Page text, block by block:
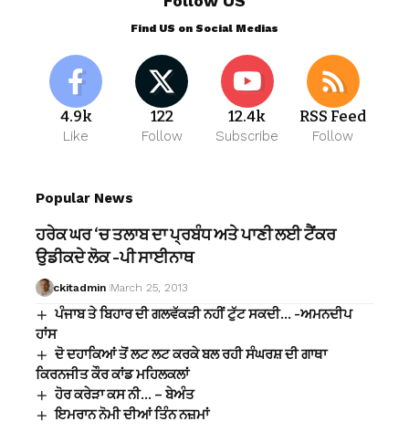
Find US on Social Medias
4.9k
Like
122
Follow
12.4k
Subscribe
RSS Feed
Follow
Popular News
ਹਰੇਕ ਘਰ ‘ਚ ਤਲਾਬ ਦਾ ਪ੍ਰਬੰਧ ਅਤੇ ਪਾਣੀ ਲਈ ਟੈਂਕਰ
ਉਡੀਕਦੇ ਲੋਕ -ਪੀ ਸਾਈਨਾਥ
ckitadmin March 25, 2013
ਪੰਜਾਬ ਤੇ ਬਿਹਾਰ ਦੀ ਗਲਵੱਕੜੀ ਨਹੀਂ ਟੁੱਟ ਸਕਦੀ… -ਅਮਨਦੀਪ
ਹਾਂਸ
ਦੋ ਦਹਾਕਿਆਂ ਤੋਂ ਲਟ ਲਟ ਕਰਕੇ ਬਲ ਰਹੀ ਸੰਘਰਸ਼ ਦੀ ਗਾਥਾ
ਕਿਰਨਜੀਤ ਕੌਰ ਕਾਂਡ ਮਹਿਲਕਲਾਂ
ਹੋਰ ਕਰੇੜਾ ਕਸ ਨੀ… – ਬੇਅੰਤ
ਇਮਰਾਨ ਨੋਮੀ ਦੀਆਂ ਤਿੰਨ ਨਜ਼ਮਾਂ